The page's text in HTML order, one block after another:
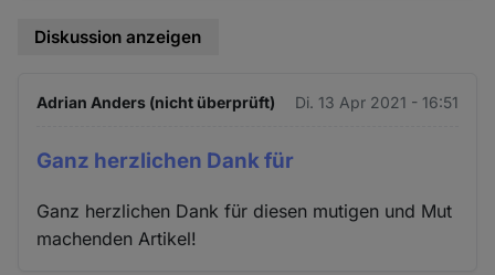
Diskussion anzeigen
Adrian Anders (nicht überprüft) Di. 13 Apr 2021 - 16:51
Ganz herzlichen Dank für
Ganz herzlichen Dank für diesen mutigen und Mut
machenden Artikel!